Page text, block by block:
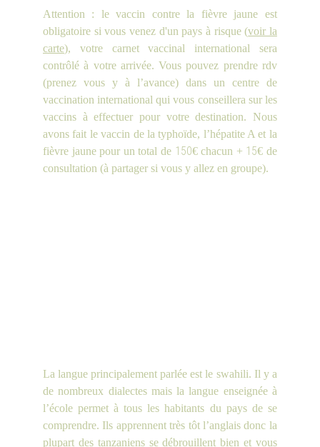
La langue principalement parlée est le swahili. Il y a
de nombreux dialectes mais la langue enseignée à
l’école permet à tous les habitants du pays de se
comprendre. Ils apprennent très tôt l’anglais donc la
plupart des tanzaniens se débrouillent bien et vous
Attention : le vaccin contre la fièvre jaune est
obligatoire si vous venez d'un pays à risque (voir la
carte), votre carnet vaccinal international sera
contrôlé à votre arrivée. Vous pouvez prendre rdv
(prenez vous y à l’avance) dans un centre de
vaccination international qui vous conseillera sur les
vaccins à effectuer pour votre destination. Nous
avons fait le vaccin de la typhoïde, l’hépatite A et la
fièvre jaune pour un total de 150€ chacun + 15€ de
consultation (à partager si vous y allez en groupe).